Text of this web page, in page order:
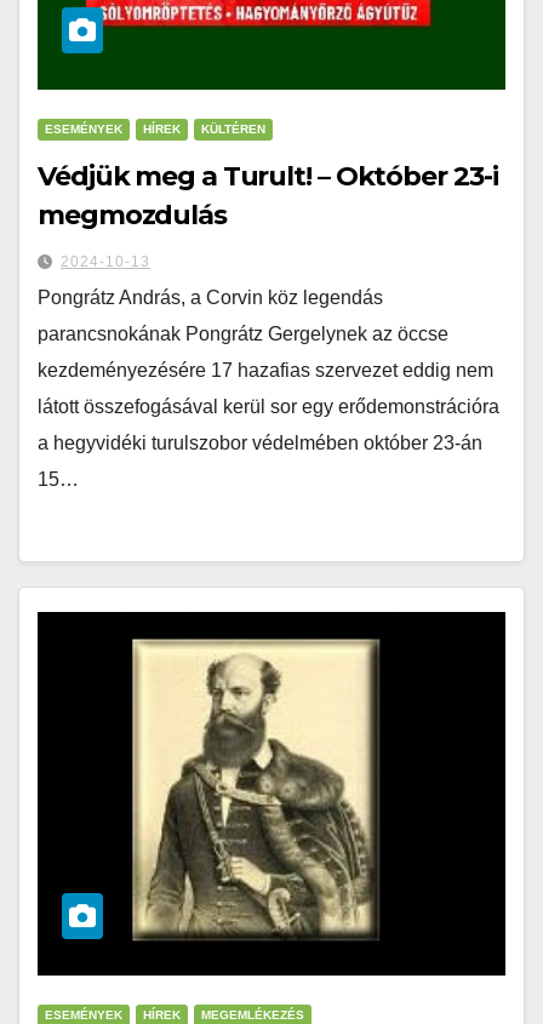
ESEMÉNYEK HÍREK KÜLTÉREN
Védjük meg a Turult! – Október 23-i
megmozdulás
2024-10-13
Pongrátz András, a Corvin köz legendás
parancsnokának Pongrátz Gergelynek az öccse
kezdeményezésére 17 hazafias szervezet eddig nem
látott összefogásával kerül sor egy erődemonstrációra
a hegyvidéki turulszobor védelmében október 23-án
15…
ESEMÉNYEK HÍREK MEGEMLÉKEZÉS